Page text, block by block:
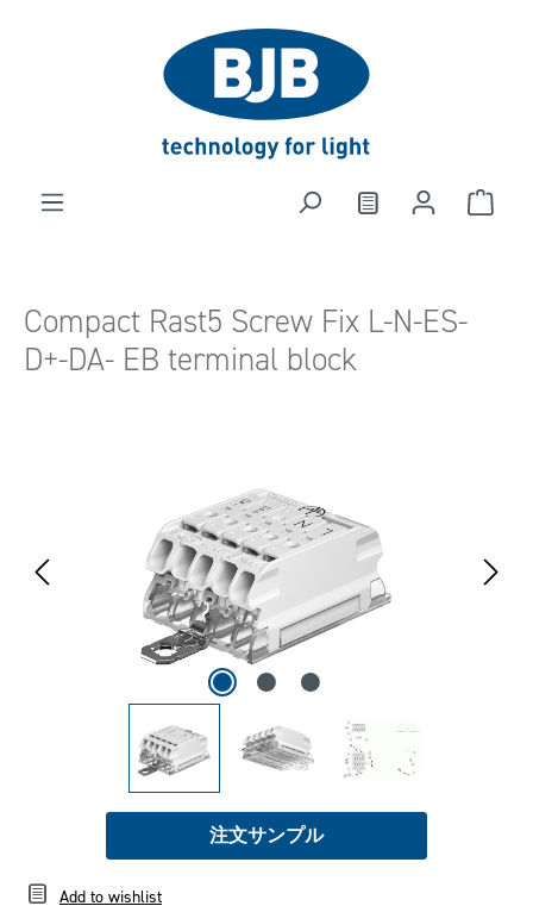
Compact Rast5 Screw Fix L-N-ES-
D+-DA- EB terminal block
注文サンプル
Add to wishlist